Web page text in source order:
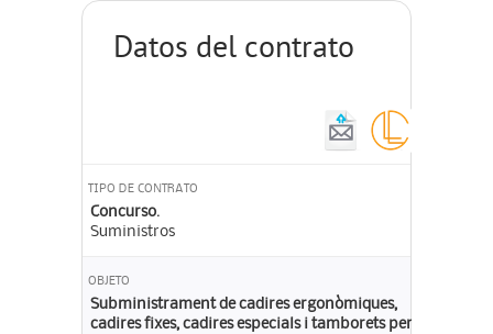
Datos del contrato
TIPO DE CONTRATO
Concurso.
Suministros
OBJETO
Subministrament de cadires ergonòmiques,
cadires fixes, cadires especials i tamborets per